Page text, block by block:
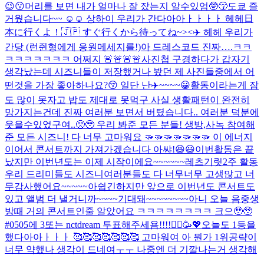
😉😗머리를 보면 내가 얼마나 잘 잤는지 알수있엄🤓😚도쿄 즐
거웠습니다~~ ☺️☺️ 상하이 우리가 간다아아ㅏㅏㅏㅏ 헤헤 日
本に行くよ！🇯🇵 すぐ行くから待ってね~><✈️ 헤헤 우리가
간당 (런쥔형에게 응원메세지를!)아 드레스코드 진짜….ㅋㅋ
ㅋㅋㅋㅋㅋㅋㅋ 어쩌지 🚨🚨🚨🚨사진첩 구경하다가 갑자기
생각났는데 시즈니들이 저장했거나 봤던 제 사진들중에서 어
떤것을 가장 좋아하나요?😚 일단 난✈️~~~~😀활동이라는게 잠
도 많이 못자고 밥도 제대로 못먹구 사실 생활패턴이 완전히
망가지는건데 진짜 여러분 보면서 버텼습니다.. 여러분 덕분에
웃을수있었구여..🥺🥹 우리 봐준 모든 분들! 생방,사녹 참여해
준 모든 시즈니! 다 너무 고마워요 🫳🫳🫳🫳🫳🫳🫳 이 에너지
이어서 콘서트까지 가져가겠습니다 아쌰!😆😃이번활동은 끝
났지만 이번년도는 이제 시작이에요~~~~~~레츠기릿2주 활동
우리 드리미들도 시즈니여러분들도 다 너무너무 고생많고 너
무감사했어요~~~~~아쉽긴하지만 앞으로 이번년도 콘서트도
있고 앨범 더 낼거니까~~~~기대돼~~~~~~~~아니 오늘 음중생
방때 거의 콘서트인줄 알았어요 ㅋㅋㅋㅋㅋㅋㅋㅋ 크으🥹🥹
#0505에 3또는 nctdream 투표해주세욤!!!!🙇‍♂️🥳💖 오늘도 1등을
했다아아ㅏㅏㅏ 🥰🥰🥰🥰🥰🥰🥰 고마워여 아 뭔가 1위공략이
너무 약했나 생각이 드네여ㅜㅜ 나중엔 더 기깔나는거 생각해